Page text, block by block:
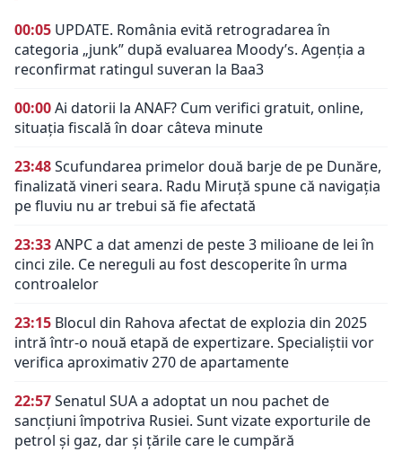
00:05 UPDATE. România evită retrogradarea în
categoria „junk” după evaluarea Moody’s. Agenția a
reconfirmat ratingul suveran la Baa3
00:00Ai datorii la ANAF? Cum verifici gratuit, online,
situația fiscală în doar câteva minute
23:48Scufundarea primelor două barje de pe Dunăre,
finalizată vineri seara. Radu Miruță spune că navigația
pe fluviu nu ar trebui să fie afectată
23:33ANPC a dat amenzi de peste 3 milioane de lei în
cinci zile. Ce nereguli au fost descoperite în urma
controalelor
23:15 Blocul din Rahova afectat de explozia din 2025
intră într-o nouă etapă de expertizare. Specialiștii vor
verifica aproximativ 270 de apartamente
22:57Senatul SUA a adoptat un nou pachet de
sancțiuni împotriva Rusiei. Sunt vizate exporturile de
petrol și gaz, dar și țările care le cumpără